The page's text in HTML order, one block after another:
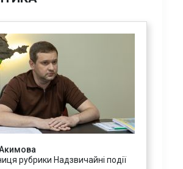
рубрики Надзвичайні події